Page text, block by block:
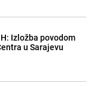
Izložba povodom
u Sarajevu